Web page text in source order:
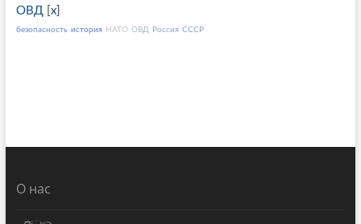
ОВД[ x]
безопасность история НАТО ОВД Россия СССР
О нас